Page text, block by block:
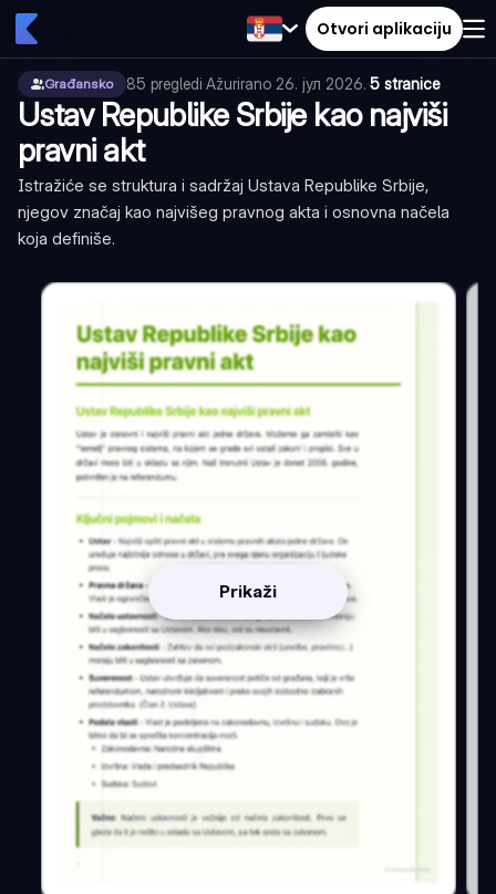
Otvori aplikaciju
Građansko 85 pregledi·Ažurirano 26. јул 2026.·5 stranice
Ustav Republike Srbije kao najviši
pravni akt
Istražiće se struktura i sadržaj Ustava Republike Srbije,
njegov značaj kao najvišeg pravnog akta i osnovna načela
koja definiše.
Prikaži